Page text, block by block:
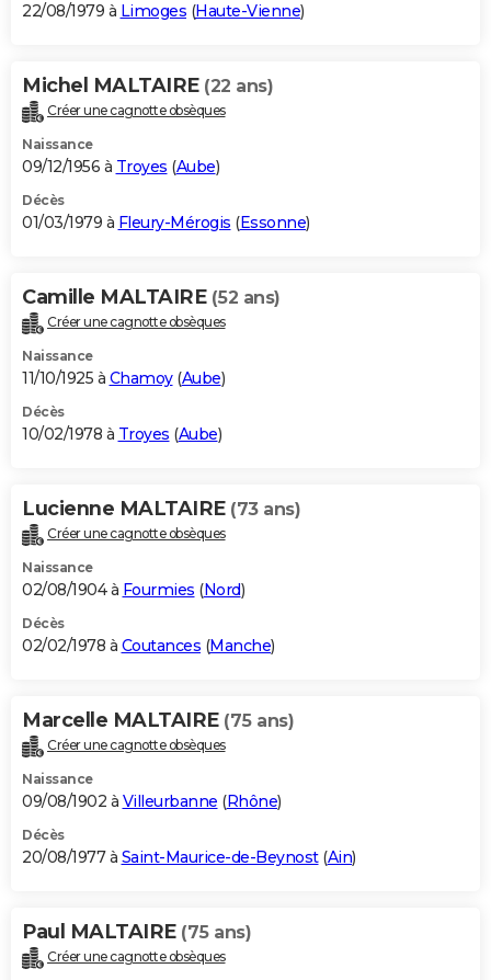
22/08/1979 à Limoges (Haute-Vienne)
Michel MALTAIRE (22 ans)
Créer une cagnotte obsèques
Naissance
09/12/1956 à Troyes (Aube)
Décès
01/03/1979 à Fleury-Mérogis (Essonne)
Camille MALTAIRE (52 ans)
Créer une cagnotte obsèques
Naissance
11/10/1925 à Chamoy(Aube)
Décès
10/02/1978 à Troyes (Aube)
Lucienne MALTAIRE (73 ans)
Créer une cagnotte obsèques
Naissance
02/08/1904 à Fourmies (Nord)
Décès
02/02/1978 à Coutances (Manche)
Marcelle MALTAIRE (75 ans)
Créer une cagnotte obsèques
Naissance
09/08/1902 à Villeurbanne (Rhône)
Décès
20/08/1977 à Saint-Maurice-de-Beynost(Ain)
Paul MALTAIRE (75 ans)
Créer une cagnotte obsèques